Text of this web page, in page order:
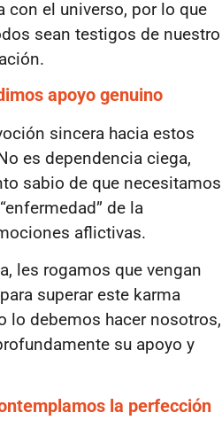
con el universo, por lo que
sean testigos de nuestro
apoyo genuino
sincera hacia estos
es dependencia ciega,
sabio de que necesitamos
de la
aflictivas.
les rogamos que vengan
superar este karma
lo debemos hacer nosotros,
su apoyo y
la perfección